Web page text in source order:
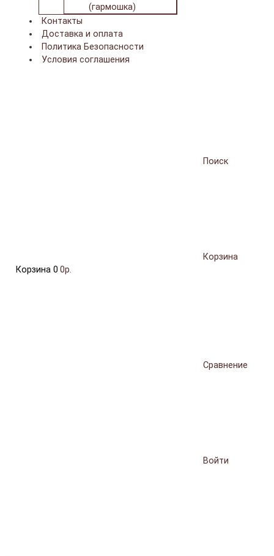
(гармошка)
Контакты
Доставка и оплата
Политика Безопасности
Условия соглашения
Поиск
Корзина
Корзина 0 0р.
Сравнение
Войти